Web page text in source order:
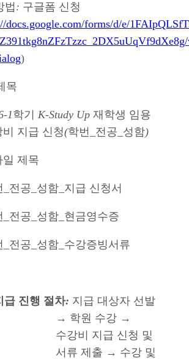
법: 구글폼 신청
docs.google.com/forms/d/e/
)
목
1학기 K-Study Up 재학생 임용
지급 신청(학번 전공 성함)
일 제목
전공 성함_ 지급 신청서
전공 성함_ 현금영수증
전공 성함_ 수강증빙서류
급 진행 절차: 지급 대상자 선발
→ 학원 수강 →
수강비 지급 신청 및
서류 제출 → 수강 및